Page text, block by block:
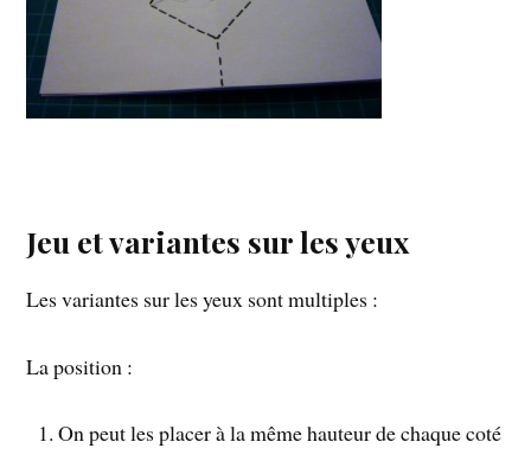
Jeu et variantes sur les yeux
Les variantes sur les yeux sont multiples :
La position :
On peut les placer à la même hauteur de chaque coté